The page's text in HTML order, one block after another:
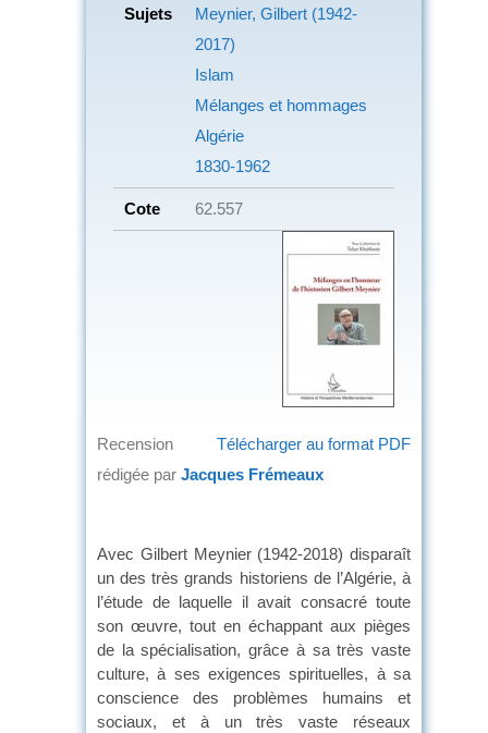
Sujets
Meynier, Gilbert (1942-
2017)
Islam
Mélanges et hommages
Algérie
1830-1962
Cote 62.557
Télécharger au format PDF
Recension
rédigée par Jacques Frémeaux
Avec Gilbert Meynier (1942-2018) disparaît
un des très grands historiens de l’Algérie, à
l’étude de laquelle il avait consacré toute
son œuvre, tout en échappant aux pièges
de la spécialisation, grâce à sa très vaste
culture, à ses exigences spirituelles, à sa
conscience des problèmes humains et
sociaux, et à un très vaste réseaux